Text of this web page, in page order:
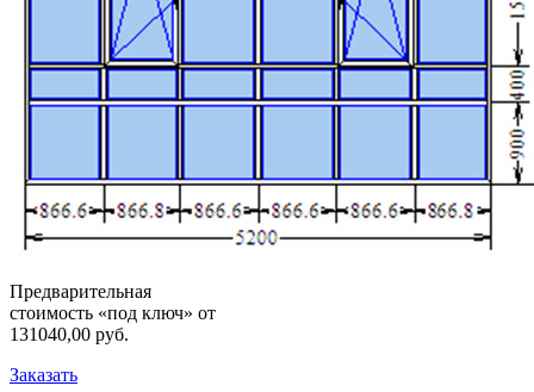
Предварительная
стоимость «под ключ» от
131040,00 руб.
Заказать